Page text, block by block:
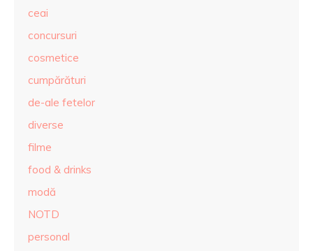
ceai
concursuri
cosmetice
cumpărături
de-ale fetelor
diverse
filme
food & drinks
modă
NOTD
personal